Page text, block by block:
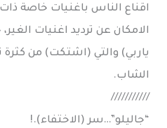
اقناع الناس باغنيات خاصة
الامكان عن ترديد اغنيات
ياربي) والتي (اشتكت) من كثرة
الشاب.
///////////
“جاليلو”…سر (الاختفاء).!